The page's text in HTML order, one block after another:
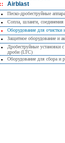
::
Airblast
• Песко-дробеструйные
• Сопла, шланги, соединения
• Оборудование для очистки
• Защитное оборудование и
•
Дробеструйные установки
дроби (LTC)
• Оборудование для сбора и